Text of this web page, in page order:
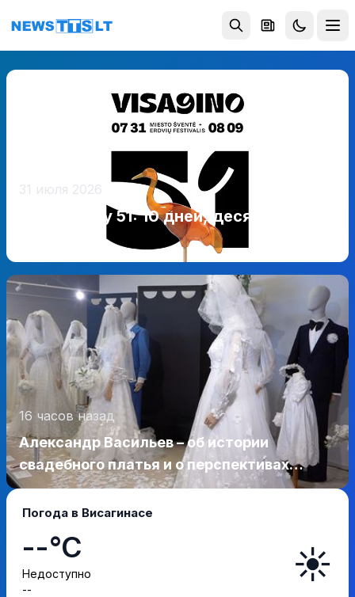
Перейти к содержимому
31 июля 2026
Висагинасу 51: 10 дней, десятки
16 часов назад
Александр Васильев – об истории
свадебного платья и о перспективах
Музея истории моды (видео)
Погода в Висагинасе
--°C
Недоступно
--
☀️